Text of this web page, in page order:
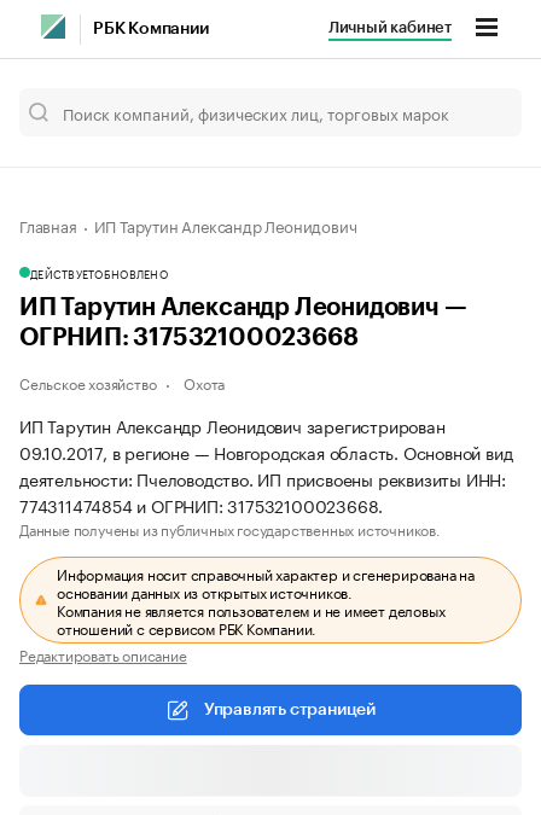
РБК Компании Личный кабинет
Главная ИП Тарутин Александр Леонидович
ДЕЙСТВУЕТОБНОВЛЕНО
ИП Тарутин Александр Леонидович —
ОГРНИП: 317532100023668
Сельское хозяйство Охота
ИП Тарутин Александр Леонидович зарегистрирован
09.10.2017, в регионе — Новгородская область. Основной вид
деятельности: Пчеловодство. ИП присвоены реквизиты ИНН:
774311474854 и ОГРНИП: 317532100023668.
Данные получены из публичных государственных источников.
Информация носит справочный характер и сгенерирована на
основании данных из открытых источников.
Компания не является пользователем и не имеет деловых
отношений с сервисом РБК Компании.
Редактировать описание
Управлять страницей